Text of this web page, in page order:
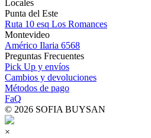
Locales
Punta del Este
Ruta 10 esq Los Romances
Montevideo
Américo Ilaria 6568
Preguntas Frecuentes
Pick Up y envíos
Cambios y devoluciones
Métodos de pago
FaQ
© 2026 SOFIA BUYSAN
×